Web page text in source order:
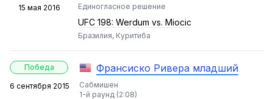
15 мая 2016 Единогласное решение
UFC 198: Werdum vs. Miocic
Бразилия, Куритиба
Победа
6 сентября 2015
Франсиско Ривера младший
Сабмишен
1-й раунд (2:08)